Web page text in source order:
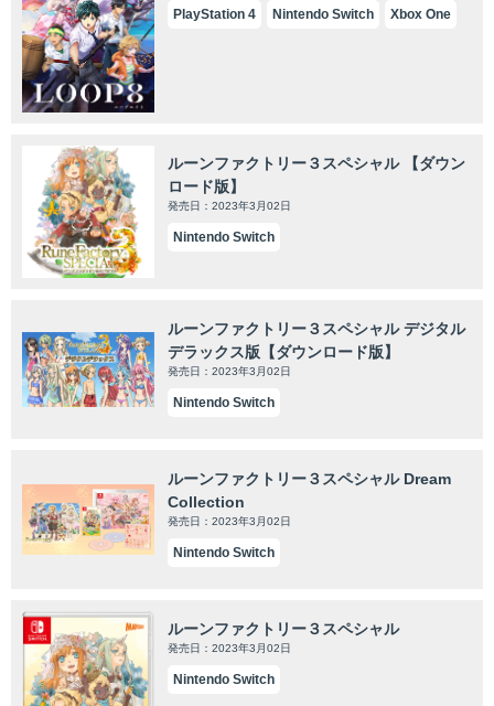
PlayStation 4 Nintendo Switch Xbox One
ルーンファクトリー３スペシャル 【ダウン
ロード版】
発売日：2023年3月02日
Nintendo Switch
ルーンファクトリー３スペシャル デジタル
デラックス版【ダウンロード版】
発売日：2023年3月02日
Nintendo Switch
ルーンファクトリー３スペシャル Dream
Collection
発売日：2023年3月02日
Nintendo Switch
ルーンファクトリー３スペシャル
発売日：2023年3月02日
Nintendo Switch